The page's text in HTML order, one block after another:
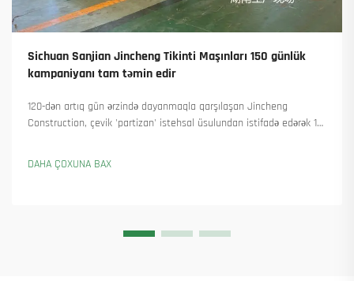
Sichuan Sanjian Jincheng Tikinti Maşınları 150 günlük
kampaniyanı tam təmin edir
120-dən artıq gün ərzində dayanmaqla qarşılaşan Jincheng
Construction, çevik 'partizan' istehsal üsulundan istifadə edərək 18
DAHA ÇOXUNA BAX